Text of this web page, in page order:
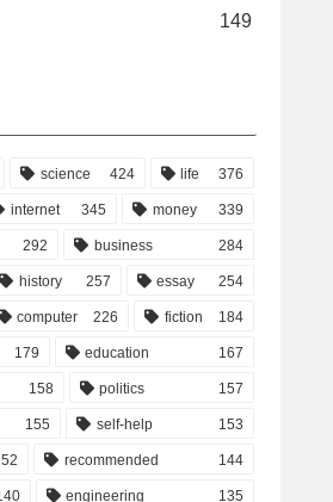
149
science 424 life 376
internet 345 money 339
292 business 284
history 257 essay 254
computer 226 fiction 184
179 education 167
158 politics 157
155 self-help 153
recommended 144
engineering 135